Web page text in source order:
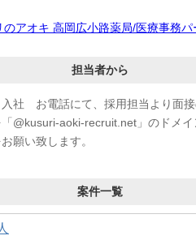
のアオキ 高岡広小路薬局/医療事務パ
担当者から
お電話にて、採用担当より面接
@kusuri-aoki-recruit.net」のドメ
願い致します。
案件一覧